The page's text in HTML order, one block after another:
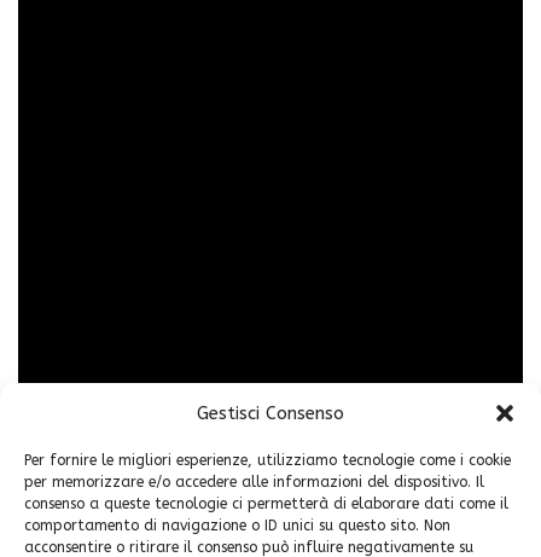
Gestisci Consenso
Per fornire le migliori esperienze, utilizziamo tecnologie come i cookie
per memorizzare e/o accedere alle informazioni del dispositivo. Il
consenso a queste tecnologie ci permetterà di elaborare dati come il
comportamento di navigazione o ID unici su questo sito. Non
acconsentire o ritirare il consenso può influire negativamente su